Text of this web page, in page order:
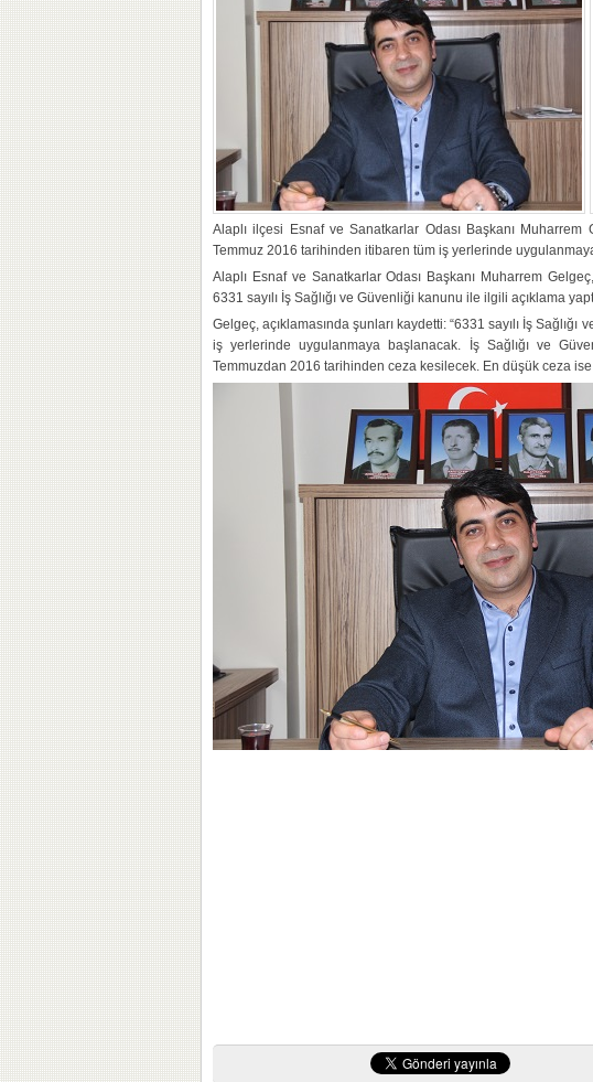
Alaplı ilçesi Esnaf ve Sanatkarlar Odası Başkanı
Temmuz 2016 tarihinden itibaren tüm iş yerlerinde
Alaplı Esnaf ve Sanatkarlar Odası Başkanı Muharrem
6331 sayılı İş Sağlığı ve Güvenliği kanunu ile ilgili açıklama
Gelgeç, açıklamasında şunları kaydetti: “6331 sayılı İş
iş yerlerinde uygulanmaya başlanacak. İş Sağlığı ve
Temmuzdan 2016 tarihinden ceza kesilecek. En düşük ceza